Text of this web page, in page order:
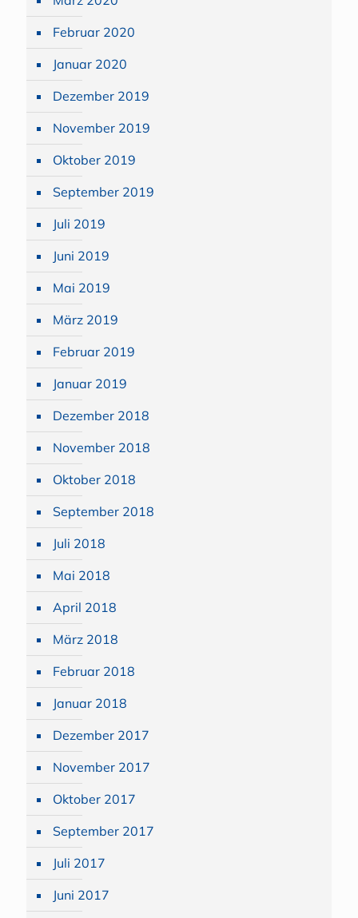
Februar 2020
Januar 2020
Dezember 2019
November 2019
Oktober 2019
September 2019
Juli 2019
Juni 2019
Mai 2019
März 2019
Februar 2019
Januar 2019
Dezember 2018
November 2018
Oktober 2018
September 2018
Juli 2018
Mai 2018
April 2018
März 2018
Februar 2018
Januar 2018
Dezember 2017
November 2017
Oktober 2017
September 2017
Juli 2017
Juni 2017